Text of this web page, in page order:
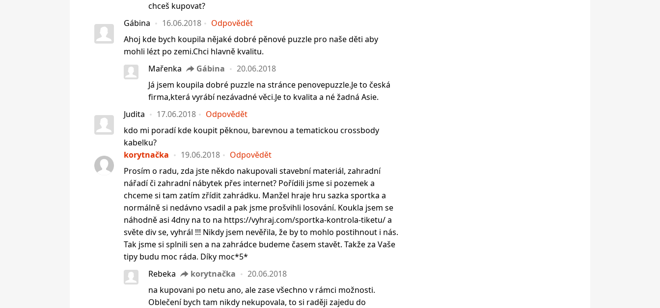
chceš kupovat?
Gábina
16.06.2018
Odpovědět
Ahoj kde bych koupila nějaké dobré pěnové puzzle pro naše děti aby
mohli lézt po zemi.Chci hlavně kvalitu.
Mařenka
Gábina
20.06.2018
Já jsem koupila dobré puzzle na stránce penovepuzzle.Je to česká
firma,která vyrábí nezávadné věci.Je to kvalita a né žadná Asie.
Judita
17.06.2018
Odpovědět
kdo mi poradí kde koupit pěknou, barevnou a tematickou crossbody
kabelku?
korytnačka
19.06.2018
Odpovědět
Prosím o radu, zda jste někdo nakupovali stavební materiál, zahradní
nářadí či zahradní nábytek přes internet? Pořídili jsme si pozemek a
chceme si tam zatím zřídit zahrádku. Manžel hraje hru sazka sportka a
normálně si nedávno vsadil a pak jsme prošvihli losování. Koukla jsem se
náhodně asi 4dny na to na https://vyhraj.com/sportka-kontrola-tiketu/ a
světe div se, vyhrál !!! Nikdy jsem nevěřila, že by to mohlo postihnout i nás.
Tak jsme si splnili sen a na zahrádce budeme časem stavět. Takže za Vaše
tipy budu moc ráda. Díky moc*5*
Rebeka
korytnačka
20.06.2018
na kupovani po netu ano, ale zase všechno v rámci možnosti.
Oblečení bych tam nikdy nekupovala, to si raději zajedu do